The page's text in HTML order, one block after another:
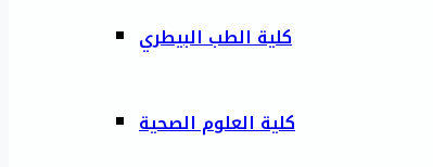
كلية الطب البيطري
كلية العلوم الصحية